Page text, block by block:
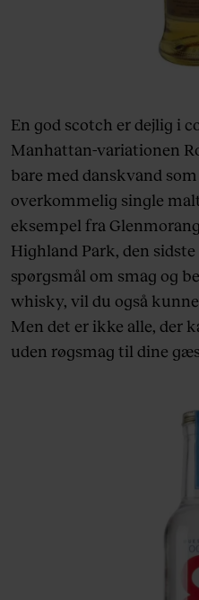
En god scotch er dejlig i
Manhattan-variationen
bare med danskvand
overkommelig single
eksempel fra
Highland Park, den
spørgsmål om smag og
whisky, vil du også
Men det er ikke alle, der
uden røgsmag til dine